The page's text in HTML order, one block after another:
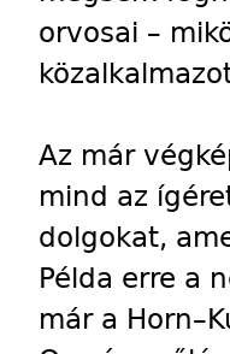
orvosai –
Az már
mind az
dolgokat,
Példa erre a
már a